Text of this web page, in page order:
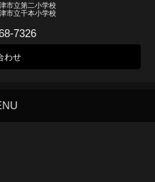
市立第二小学校
本小学校
7326
わせ